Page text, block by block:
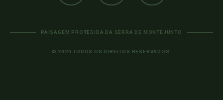
PAISAGEM PROTEGIDA DA SERRA DE MONTEJUNTO
© 2020 TODOS OS DIREITOS RESERVADOS.